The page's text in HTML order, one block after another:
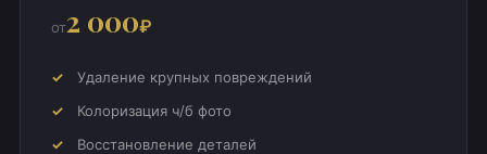
от2 000₽
Удаление крупных повреждений
Колоризация ч/б фото
Восстановление деталей